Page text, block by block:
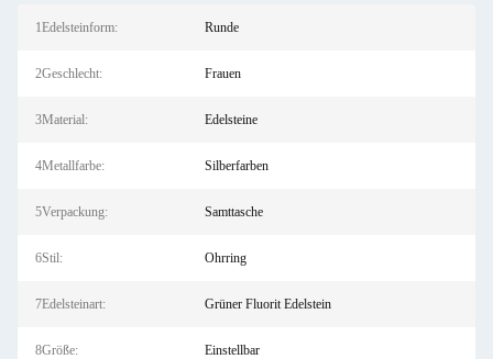
1Edelsteinform: Runde
2Geschlecht: Frauen
3Material: Edelsteine
4Metallfarbe: Silberfarben
5Verpackung: Samttasche
6Stil: Ohrring
7Edelsteinart: Grüner Fluorit Edelstein
8Größe: Einstellbar